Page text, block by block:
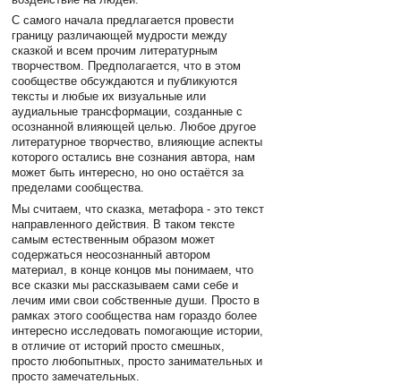
С самого начала предлагается провести
границу различающей мудрости между
сказкой и всем прочим литературным
творчеством. Предполагается, что в этом
сообществе обсуждаются и публикуются
тексты и любые их визуальные или
аудиальные трансформации, созданные с
осознанной влияющей целью. Любое другое
литературное творчество, влияющие аспекты
которого остались вне сознания автора, нам
может быть интересно, но оно остаётся за
пределами сообщества.
Мы считаем, что сказка, метафора - это текст
направленного действия. В таком тексте
самым естественным образом может
содержаться неосознанный автором
материал, в конце концов мы понимаем, что
все сказки мы рассказываем сами себе и
лечим ими свои собственные души. Просто в
рамках этого сообщества нам гораздо более
интересно исследовать помогающие истории,
в отличие от историй просто смешных,
просто любопытных, просто занимательных и
просто замечательных.